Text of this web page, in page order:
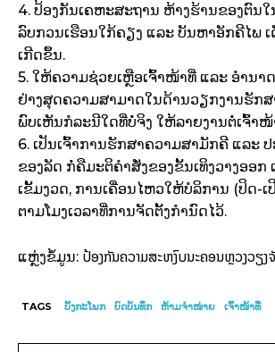
4. ປ້ອງກັນເຄຫະສະຖານ ຫ້າງຮ້ານຂອງຕົນ
ລົບກວນເຮືອນໃກ້ຄຽງ ແລະ ບັນຫາອັກຄີໄພ
ເກີດຂຶ້ນ.
5. ໃຫ້ຄວາມຊ່ວຍເຫຼືອເຈົ້າໜ້າທີ່ ແລະ ອໍານາ
ຢ່າງສຸດຄວາມສາມາດໃນດ້ານວຽກງານຮັກ
ພົບເຫັນກໍລະນີໃດທີ່ບໍ່ຈິງ ໃຫ້ລາຍງານຕໍ່ເຈົ້າ
6. ເປັນເຈົ້າການຮັກສາຄວາມສາມັກຄີ ແລະ
ຂອງລັດ ກໍ່ຄືມະຕິຄໍາສັ່ງຂອງຂັ້ນເທິງວາງອອກ
ເຂັ້ມງວດ, ການເຄື່ອນໄຫວໃຫ້ບໍລິການ (ປິດ-ເ
ຕາມໂມງເວລາທີ່ການຈັດຕັ້ງກໍານົດໄວ້.
ແຫຼ່ງຂໍ້ມູນ: ປ້ອງກັນຄວາມສະຫງົບນະຄອນຫຼວງວຽງ
TAGS ບັ້ງກະໂພກ ບົດບັນທຶກ ຫ້າມຈໍາໜ່າຍ ເຈົ້າໜ້າທີ່